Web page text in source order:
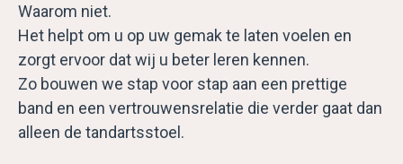
Waarom niet.
Het helpt om u op uw gemak te laten voelen en
zorgt ervoor dat wij u beter leren kennen.
Zo bouwen we stap voor stap aan een prettige
band en een vertrouwensrelatie die verder gaat dan
alleen de tandartsstoel.